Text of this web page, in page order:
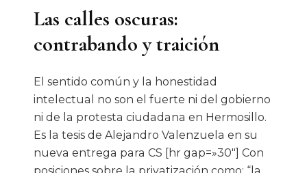
Las calles oscuras:
contrabando y traición
El sentido común y la honestidad
intelectual no son el fuerte ni del gobierno
ni de la protesta ciudadana en Hermosillo.
Es la tesis de Alejandro Valenzuela en su
nueva entrega para CS [hr gap=»30″] Con
posiciones sobre la privatización como: “la